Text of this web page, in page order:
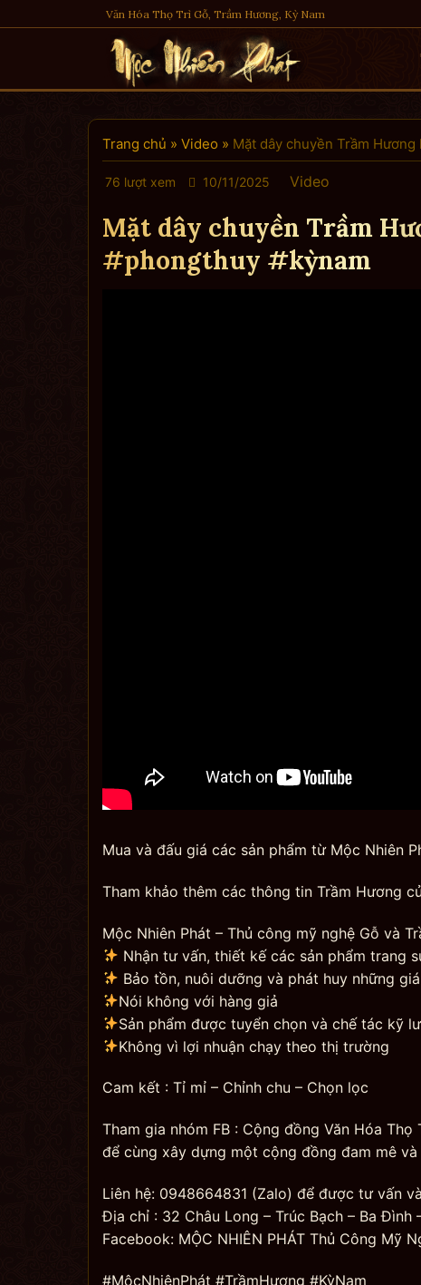
to
Văn Hóa Thọ Trì Gỗ, Trầm Hương, Kỳ Nam
Trang chủ » Video » Mặt dây chuyền Trầm
76 lượt xem 10/11/2025 Video
Mặt dây chuyền Trầm
#phongthuy #kỳnam
Mua và đấu giá các sản phẩm từ Mộc Nhiên
Tham khảo thêm các thông tin Trầm Hương
Mộc Nhiên Phát – Thủ công mỹ nghệ Gỗ và
Nhận tư vấn, thiết kế các sản phẩm trang
Bảo tồn, nuôi dưỡng và phát huy những
Nói không với hàng giả
Sản phẩm được tuyển chọn và chế tác kỹ
Không vì lợi nhuận chạy theo thị trường
Cam kết : Tỉ mỉ – Chỉnh chu – Chọn lọc
Tham gia nhóm FB : Cộng đồng Văn Hóa Thọ
để cùng xây dựng một cộng đồng đam mê và
Liên hệ: 0948664831 (Zalo) để được tư vấn
Địa chỉ : 32 Châu Long – Trúc Bạch – Ba Đình
Facebook: MỘC NHIÊN PHÁT Thủ Công Mỹ
#MộcNhiênPhát #TrầmHương #KỳNam